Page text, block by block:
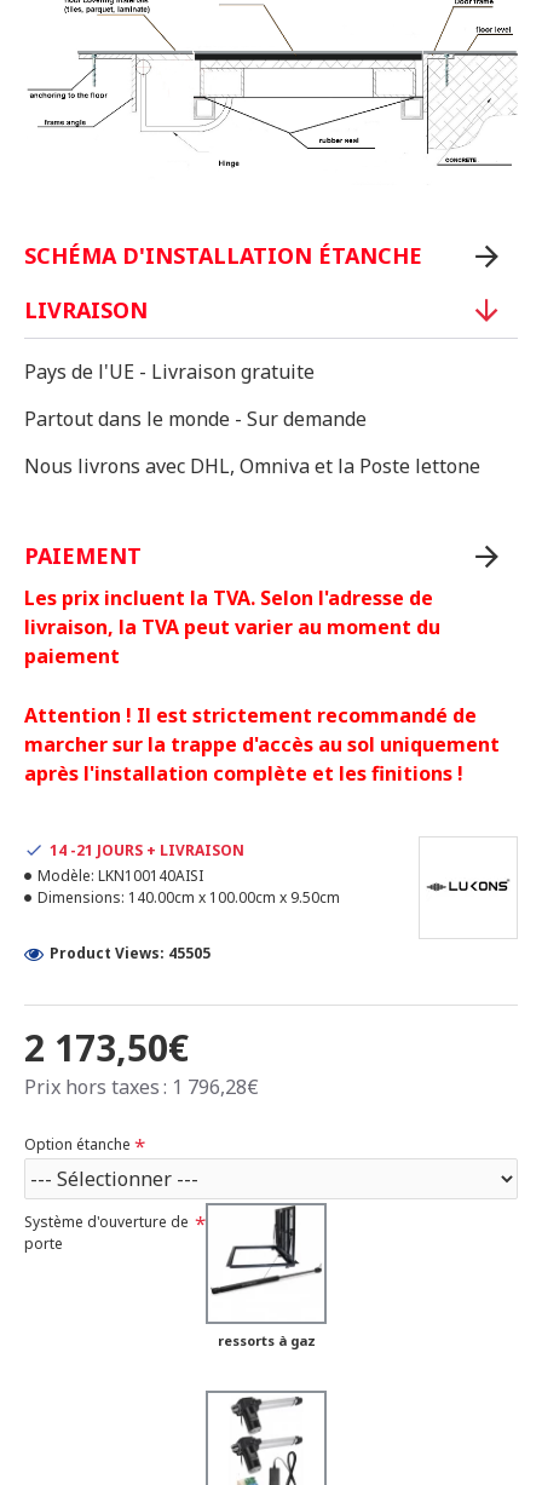
SCHÉMA D'INSTALLATION ÉTANCHE
LIVRAISON
Pays de l'UE - Livraison gratuite
Partout dans le monde - Sur demande
Nous livrons avec DHL, Omniva et la Poste lettone
PAIEMENT
Les prix incluent la TVA. Selon l'adresse de
livraison, la TVA peut varier au moment du
paiement
Attention ! Il est strictement recommandé de
marcher sur la trappe d'accès au sol uniquement
après l'installation complète et les finitions !
2 173,50€
Prix hors taxes : 1 796,28€
14 -21 JOURS + LIVRAISON
Modèle: LKN100140AISI
Dimensions: 140.00cm x 100.00cm x 9.50cm
Product Views: 45505
Option étanche
Système d'ouverture de
porte
ressorts à gaz